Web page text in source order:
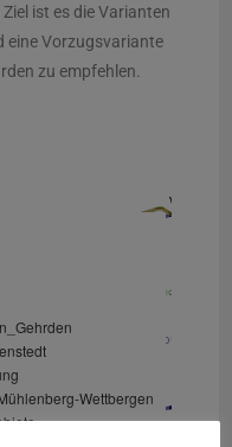
ist es die Varianten
eine Vorzugsvariante
zu empfehlen.